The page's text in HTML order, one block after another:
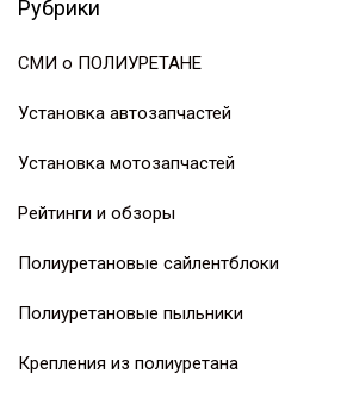
Рубрики
СМИ о ПОЛИУРЕТАНЕ
Установка автозапчастей
Установка мотозапчастей
Рейтинги и обзоры
Полиуретановые сайлентблоки
Полиуретановые пыльники
Крепления из полиуретана